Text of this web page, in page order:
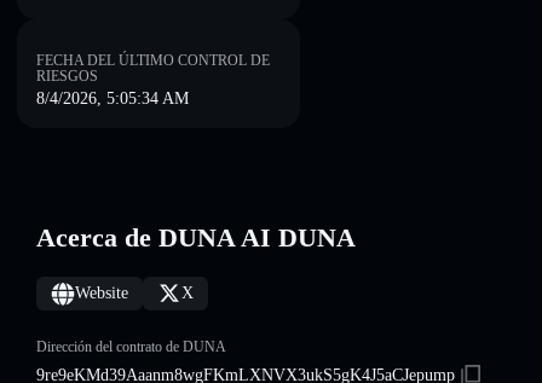
FECHA DEL ÚLTIMO CONTROL DE
RIESGOS
8/4/2026, 5:05:34 AM
Acerca de DUNA AI DUNA
Website X
Dirección del contrato de DUNA
9re9eKMd39Aaanm8wgFKmLXNVX3ukS5gK4J5aCJepump